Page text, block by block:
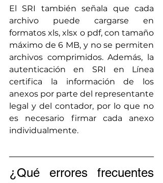
El SRI también señala que cada
archivo puede cargarse en
formatos xls, xlsx o pdf, con tamaño
máximo de 6 MB, y no se permiten
archivos comprimidos. Además, la
autenticación en SRI en Línea
certifica la información de los
anexos por parte del representante
legal y del contador, por lo que no
es necesario firmar cada anexo
individualmente.
¿Qué errores frecuentes